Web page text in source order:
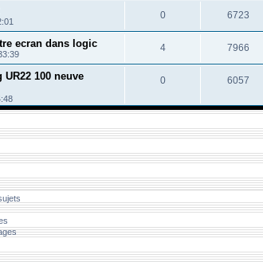
0 6723
ecran dans logic 4 7966
100 neuve
0 6057